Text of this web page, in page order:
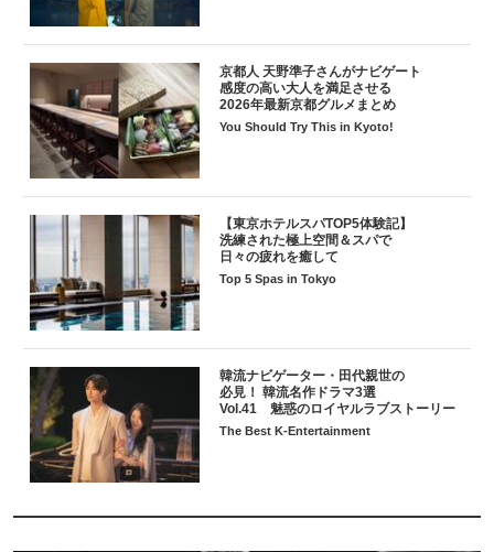
京都人 天野準子さんがナビゲート
感度の高い大人を満足させる
2026年最新京都グルメまとめ
You Should Try This in Kyoto!
【東京ホテルスパTOP5体験記】
洗練された極上空間＆スパで
日々の疲れを癒して
Top 5 Spas in Tokyo
韓流ナビゲーター・田代親世の
必見！ 韓流名作ドラマ3選
Vol.41 魅惑のロイヤルラブストーリー
The Best K-Entertainment